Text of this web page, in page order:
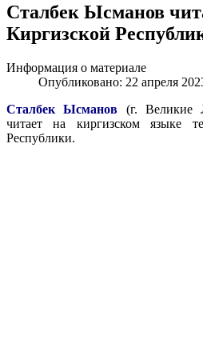
Сталбек Ысманов
Киргизской
Информация о материале
Опубликовано: 22 апреля
Сталбек Ысманов (г. Великие
читает на киргизском языке
Республики.